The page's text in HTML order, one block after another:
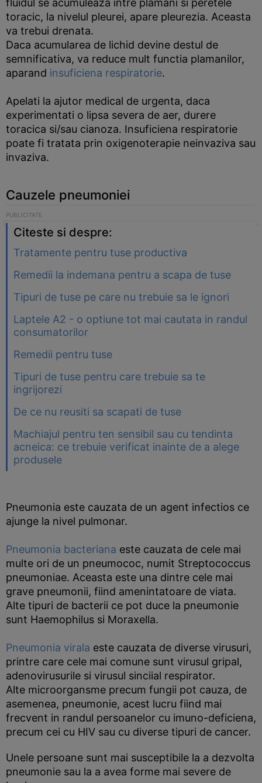
fluidul se acumuleaza intre plamani si peretele
toracic, la nivelul pleurei, apare pleurezia. Aceasta
va trebui drenata.
Daca acumularea de lichid devine destul de
semnificativa, va reduce mult functia plamanilor,
aparand insuficiena respiratorie.
Apelati la ajutor medical de urgenta, daca
experimentati o lipsa severa de aer, durere
toracica si/sau cianoza. Insuficiena respiratorie
poate fi tratata prin oxigenoterapie neinvaziva sau
invaziva.
Cauzele pneumoniei
Citeste si despre:
Tratamente pentru tuse productiva
Remedii la indemana pentru a scapa de tuse
Tipuri de tuse pe care nu trebuie sa le ignori
Laptele A2 - o optiune tot mai cautata in randul
consumatorilor
Remedii pentru tuse
Tipuri de tuse pentru care trebuie sa te
ingrijorezi
De ce nu reusiti sa scapati de tuse
Machiajul pentru ten sensibil sau cu tendinta
acneica: ce trebuie verificat inainte de a alege
produsele
Pneumonia este cauzata de un agent infectios ce
ajunge la nivel pulmonar.
Pneumonia bacteriana este cauzata de cele mai
multe ori de un pneumococ, numit Streptococcus
pneumoniae. Aceasta este una dintre cele mai
grave pneumonii, fiind amenintatoare de viata.
Alte tipuri de bacterii ce pot duce la pneumonie
sunt Haemophilus si Moraxella.
Pneumonia virala este cauzata de diverse virusuri,
printre care cele mai comune sunt virusul gripal,
adenovirusurile si virusul sinciial respirator.
Alte microorgansme precum fungii pot cauza, de
asemenea, pneumonie, acest lucru fiind mai
frecvent in randul persoanelor cu imuno-deficiena,
precum cei cu HIV sau cu diverse tipuri de cancer.
Unele persoane sunt mai susceptibile la a dezvolta
pneumonie sau la a avea forme mai severe de